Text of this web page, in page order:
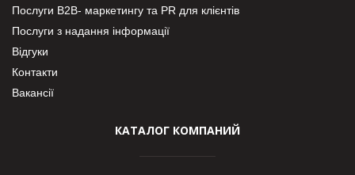
Послуги В2В- маркетингу та PR для клієнтів
Послуги з надання інформації
Відгуки
Контакти
Вакансії
КАТАЛОГ КОМПАНИЙ